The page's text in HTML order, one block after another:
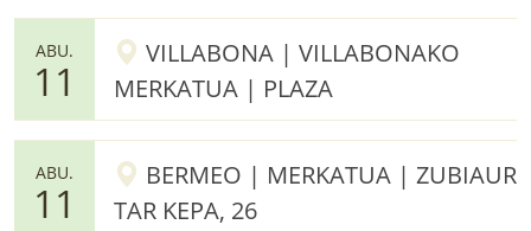
ABU.
11
VILLABONA | VILLABONAKO
MERKATUA | PLAZA
ABU.
11
BERMEO | MERKATUA | ZUBIAUR
TAR KEPA, 26